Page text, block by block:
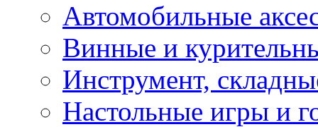
Автомобильные
Винные и
Инструмент,
Настольные игры и